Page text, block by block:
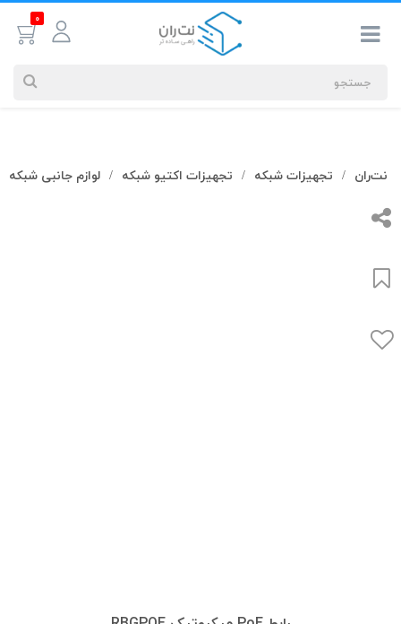
0
جستجوهای
شما
#کابل شبکه
بیشترین
جستجوهای
#کابل شبکه
نت‌ران / تجهیزات شبکه / تجهیزات اکتیو شبکه / لوازم جانبی شبکه